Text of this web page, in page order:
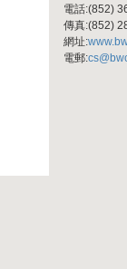
電話:(852)
傳真:(852)
網址:
電郵: